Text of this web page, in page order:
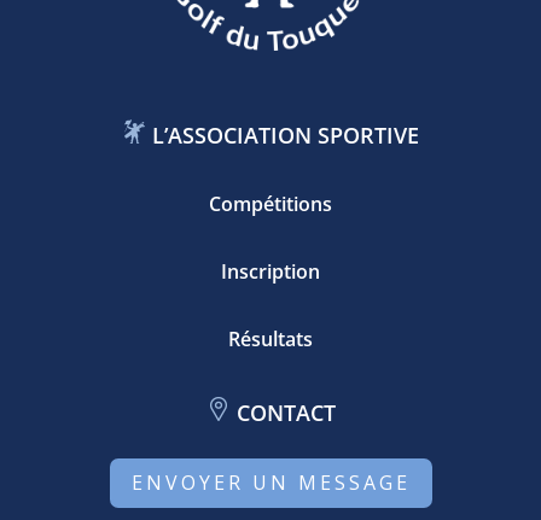
L’ASSOCIATION SPORTIVE
Compétitions
Inscription
Résultats
CONTACT
ENVOYER UN MESSAGE